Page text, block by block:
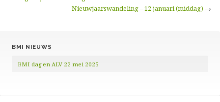
Nieuwjaarswandeling – 12 januari (middag) →
BMI NIEUWS
BMI dag en ALV 22 mei 2025